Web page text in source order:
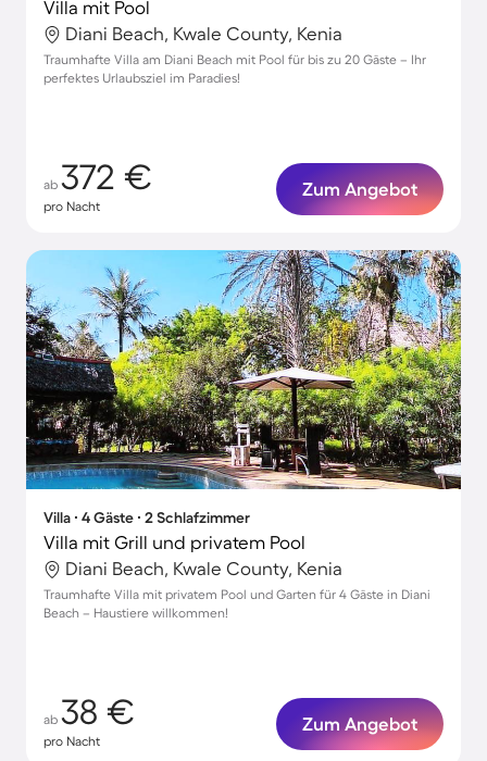
Villa mit Pool
Diani Beach, Kwale County, Kenia
Traumhafte Villa am Diani Beach mit Pool für bis zu 20 Gäste – Ihr
perfektes Urlaubsziel im Paradies!
ab 372 €
pro Nacht
Zum Angebot
Villa ∙ 4 Gäste ∙ 2 Schlafzimmer
Villa mit Grill und privatem Pool
Diani Beach, Kwale County, Kenia
Traumhafte Villa mit privatem Pool und Garten für 4 Gäste in Diani
Beach – Haustiere willkommen!
ab 38 €
pro Nacht
Zum Angebot